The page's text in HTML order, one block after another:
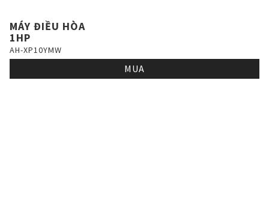
MÁY ĐIỀU HÒA
1HP
AH-XP10YMW
MUA